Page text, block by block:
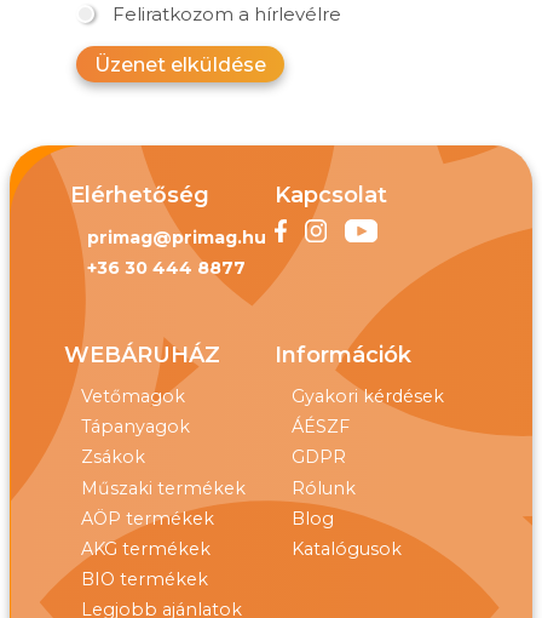
Feliratkozom a hírlevélre
Üzenet elküldése
Elérhetőség
primag@primag.hu
+36 30 444 8877
Kapcsolat
WEBÁRUHÁZ
Vetőmagok
Tápanyagok
Zsákok
Műszaki termékek
AÖP termékek
AKG termékek
BIO termékek
Legjobb ajánlatok
Információk
Gyakori kérdések
ÁÉSZF
GDPR
Rólunk
Blog
Katalógusok